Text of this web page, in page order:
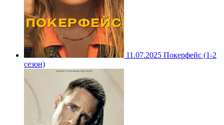
11.07.2025 Покерфейс (1-2
сезон)